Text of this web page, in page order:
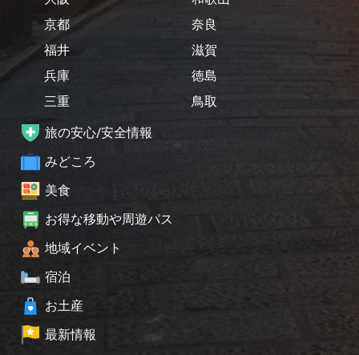
京都
福井
兵庫
三重
奈良
滋賀
徳島
鳥取
旅の安心/安全情報
みどころ
美食
お得な移動や周遊パス
地域イベント
宿泊
お土産
最新情報